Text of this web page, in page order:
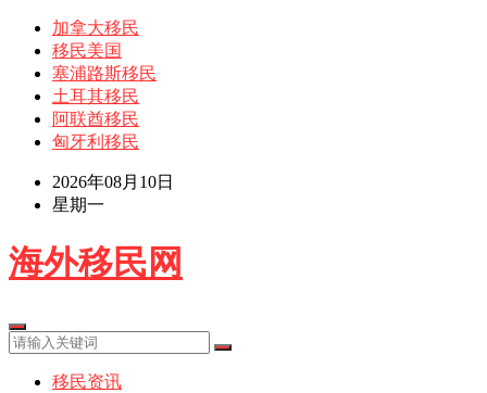
加拿大移民
移民美国
塞浦路斯移民
土耳其移民
阿联酋移民
匈牙利移民
2026年08月10日
星期一
海外移民网
移民资讯